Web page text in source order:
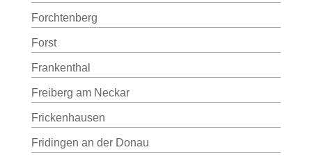
Forchtenberg
Forst
Frankenthal
Freiberg am Neckar
Frickenhausen
Fridingen an der Donau